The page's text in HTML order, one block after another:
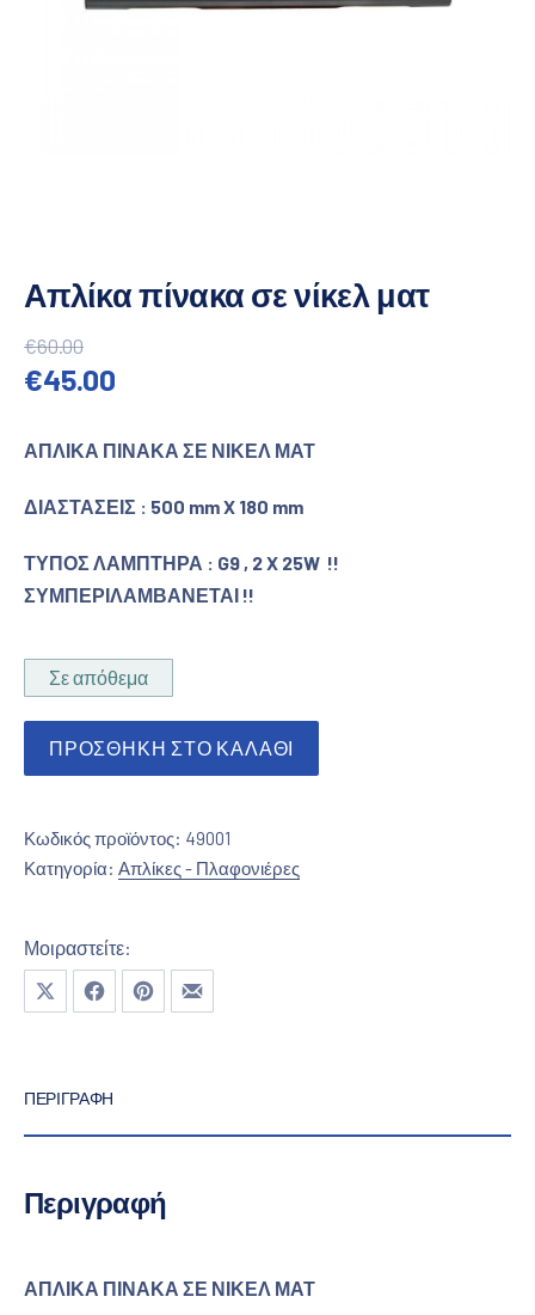
Απλίκα πίνακα σε νίκελ ματ
€60.00
Original price was: €60.00.
€45.00
ΑΠΛΙΚΑ ΠΙΝΑΚΑ ΣΕ ΝΙΚΕΛ ΜΑΤ
ΔΙΑΣΤΑΣΕΙΣ : 500 mm X 180 mm
ΤΥΠΟΣ ΛΑΜΠΤΗΡΑ : G9 , 2 X 25W !!
ΣΥΜΠΕΡΙΛΑΜΒΑΝΕΤΑΙ !!
Σε απόθεμα
ΠΡΟΣΘΉΚΗ ΣΤΟ ΚΑΛΆΘΙ
Κωδικός προϊόντος: 49001
Κατηγορία: Απλίκες - Πλαφονιέρες
Μοιραστείτε:
Μοιραστείτε το στο X
Μοιραστείτε το στο Facebook
Μοιραστείτε το στο Pinterest
Μοιραστείτε το με email
ΠΕΡΙΓΡΑΦΉ
Περιγραφή
ΑΠΛΙΚΑ ΠΙΝΑΚΑ ΣΕ ΝΙΚΕΛ ΜΑΤ